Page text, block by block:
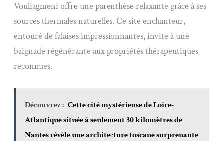
Vouliagmeni offre une parenthèse relaxante grâce à ses
sources thermales naturelles. Ce site enchanteur,
entouré de falaises impressionnantes, invite à une
baignade régénérante aux propriétés thérapeutiques
reconnues.
Découvrez : Cette cité mystérieuse de Loire-
Atlantique située à seulement 30 kilomètres de
Nantes révèle une architecture toscane surprenante